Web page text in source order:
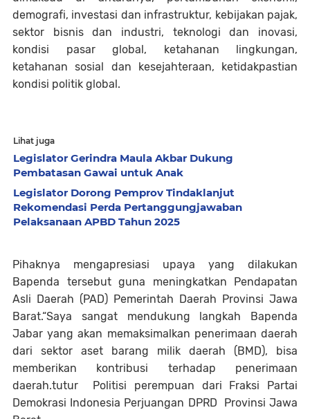
demografi, investasi dan infrastruktur, kebijakan pajak,
sektor bisnis dan industri, teknologi dan inovasi,
kondisi pasar global, ketahanan lingkungan,
ketahanan sosial dan kesejahteraan, ketidakpastian
kondisi politik global.
Lihat juga
Legislator Gerindra Maula Akbar Dukung
Pembatasan Gawai untuk Anak
Legislator Dorong Pemprov Tindaklanjut
Rekomendasi Perda Pertanggungjawaban
Pelaksanaan APBD Tahun 2025
Pihaknya mengapresiasi upaya yang dilakukan
Bapenda tersebut guna meningkatkan Pendapatan
Asli Daerah (PAD) Pemerintah Daerah Provinsi Jawa
Barat.“Saya sangat mendukung langkah Bapenda
Jabar yang akan memaksimalkan penerimaan daerah
dari sektor aset barang milik daerah (BMD), bisa
memberikan kontribusi terhadap penerimaan
daerah.tutur Politisi perempuan dari Fraksi Partai
Demokrasi Indonesia Perjuangan DPRD Provinsi Jawa